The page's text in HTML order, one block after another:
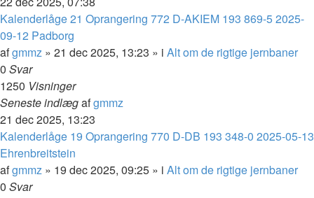
Kalenderlåge 21 Oprangering 772 D-AKIEM 193 869-5 2025-
09-12 Padborg
afgmmz » 21 dec 2025, 13:23 » i Alt om de rigtige jernbaner
0 Svar
1250 Visninger
Seneste indlægafgmmz
21 dec 2025, 13:23
Kalenderlåge 19 Oprangering 770 D-DB 193 348-0 2025-05-13
Ehrenbreitstein
afgmmz » 19 dec 2025, 09:25 » i Alt om de rigtige jernbaner
0 Svar